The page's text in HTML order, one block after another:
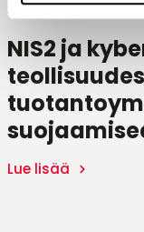
NIS2 ja
Lue lisää